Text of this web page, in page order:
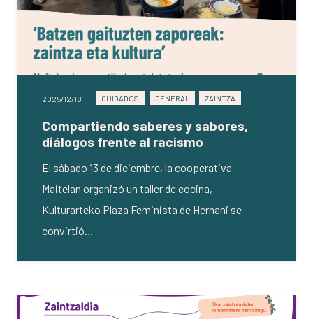
2025/12/18 CUIDADOS GENERAL ZAINTZA
Compartiendo saberes y sabores,
diálogos frente al racismo
El sábado 13 de diciembre, la cooperativa
Maitelan organizó un taller de cocina,
Kulturarteko Plaza Feminista de Hernani se
convirtió…